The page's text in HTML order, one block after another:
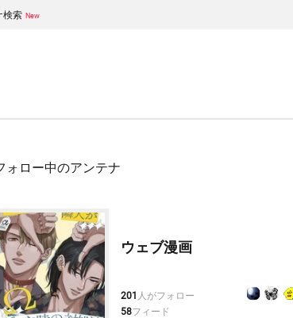
検索
ォロー中のアンテナ
ウェブ漫画
201 人がフォロー
58フィード